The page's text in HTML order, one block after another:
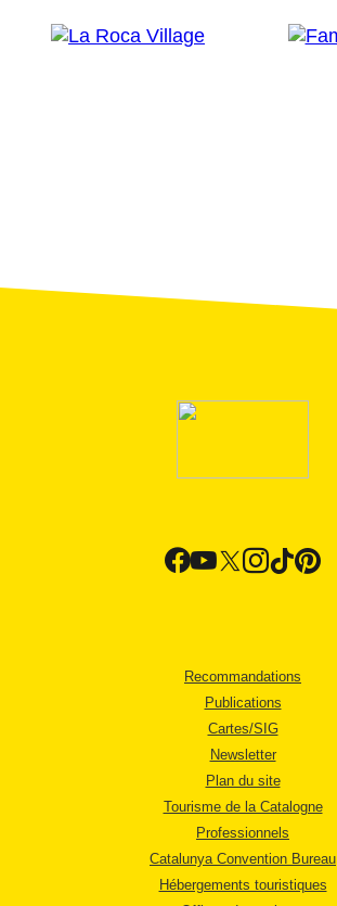
Recommandations
Publications
Cartes/SIG
Newsletter
Plan du site
Tourisme de la Catalogne
Professionnels
Catalunya Convention Bureau
Hébergements touristiques